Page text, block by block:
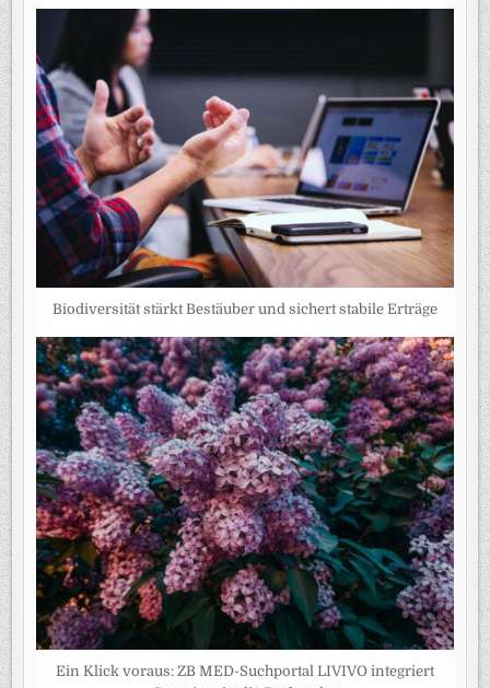
Biodiversität stärkt Bestäuber und sichert stabile Erträge
Ein Klick voraus: ZB MED-Suchportal LIVIVO integriert